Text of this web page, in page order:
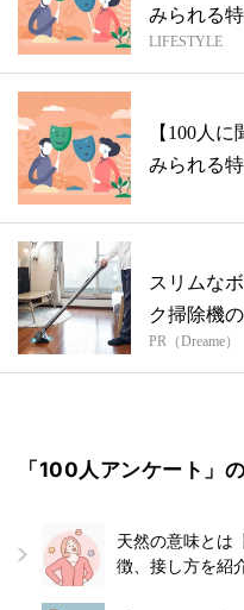
みられる
LIFESTYLE
【100人
みられる
スリムな
ク掃除機
PR（Dreame）
「100人アンケート」
天然の意味とは
徴、接し方を紹